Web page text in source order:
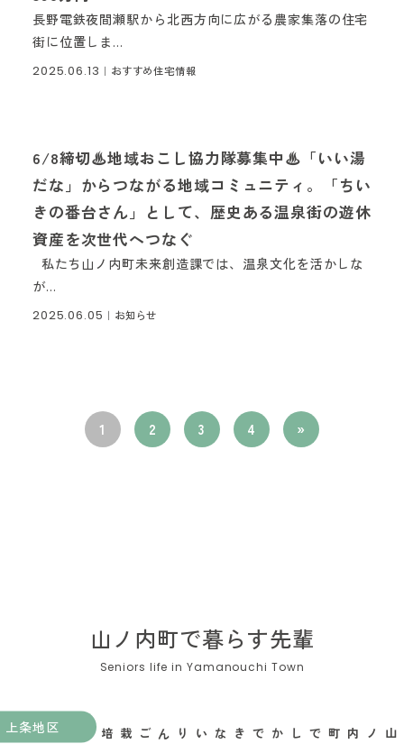
長野電鉄夜間瀬駅から北西方向に広がる農家集落の住宅
街に位置しま...
2025.06.13 ｜おすすめ住宅情報
6/8締切♨地域おこし協力隊募集中♨「いい湯
だな」からつながる地域コミュニティ。「ちい
きの番台さん」として、歴史ある温泉街の遊休
資産を次世代へつなぐ
私たち山ノ内町未来創造課では、温泉文化を活かしな
が...
2025.06.05 ｜お知らせ
1 2 3 4 »
山ノ内町で暮らす先輩
上条地区
山ノ内町でしかできないりんご栽培がある